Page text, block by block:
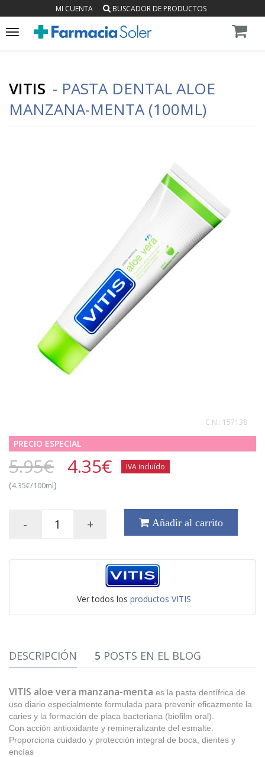
MI CUENTA BUSCADOR DE PRODUCTOS
Toggle
VITIS - PASTA DENTAL ALOE
MANZANA-MENTA (100ML)
C.N.: 157138
PRECIO ESPECIAL
5.95€ 4.35€ IVA incluído
(4.35€/100ml)
- + Añadir al carrito
Ver todos los productos VITIS
DESCRIPCIÓN 5 POSTS EN EL BLOG
VITIS aloe vera manzana-menta es la pasta dentífrica de
uso diario especialmente formulada para prevenir eficazmente la
caries y la formación de placa bacteriana (biofilm oral).
Con acción antioxidante y remineralizante del esmalte.
Proporciona cuidado y protección integral de boca, dientes y
encías